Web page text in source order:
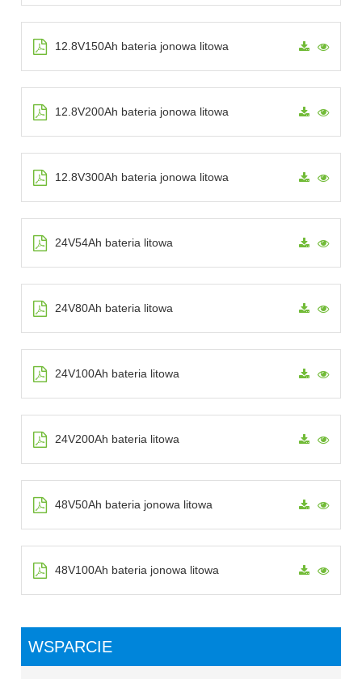
12.8V150Ah bateria jonowa litowa
12.8V200Ah bateria jonowa litowa
12.8V300Ah bateria jonowa litowa
24V54Ah bateria litowa
24V80Ah bateria litowa
24V100Ah bateria litowa
24V200Ah bateria litowa
48V50Ah bateria jonowa litowa
48V100Ah bateria jonowa litowa
WSPARCIE